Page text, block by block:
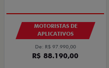
MOTORISTAS DE
APLICATIVOS
De: R$ 97.990,00
R$ 88.190,00